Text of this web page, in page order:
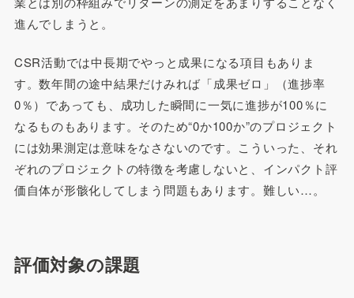
進んでしまうと。
CSR活動では中長期でやっと成果になる項目もありま
す。数年間の途中結果だけみれば「成果ゼロ」（進捗率
0％）であっても、成功した瞬間に一気に進捗が100％に
なるものもあります。そのため“0か100か”のプロジェクト
には効果測定は意味をなさないのです。こういった、それ
ぞれのプロジェクトの特徴を考慮しないと、インパクト評
価自体が形骸化してしまう問題もあります。難しい…。
評価対象の課題